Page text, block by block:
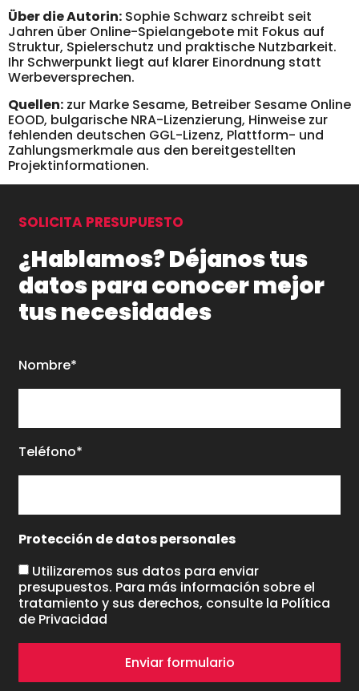
Über die Autorin: Sophie Schwarz schreibt seit
Jahren über Online-Spielangebote mit Fokus auf
Struktur, Spielerschutz und praktische Nutzbarkeit.
Ihr Schwerpunkt liegt auf klarer Einordnung statt
Werbeversprechen.
Quellen: zur Marke Sesame, Betreiber Sesame Online
EOOD, bulgarische NRA-Lizenzierung, Hinweise zur
fehlenden deutschen GGL-Lizenz, Plattform- und
Zahlungsmerkmale aus den bereitgestellten
Projektinformationen.
SOLICITA PRESUPUESTO
¿Hablamos? Déjanos tus
datos para conocer mejor
tus necesidades
Nombre*
Teléfono*
Protección de datos personales
Utilizaremos sus datos para enviar
presupuestos. Para más información sobre el
tratamiento y sus derechos, consulte la Política
de Privacidad
Enviar formulario